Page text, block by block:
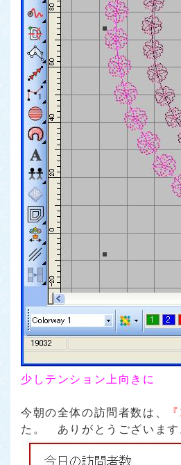
少しテンション上向きに
今朝の全体の訪問者数は、
た。 ありがとうございます